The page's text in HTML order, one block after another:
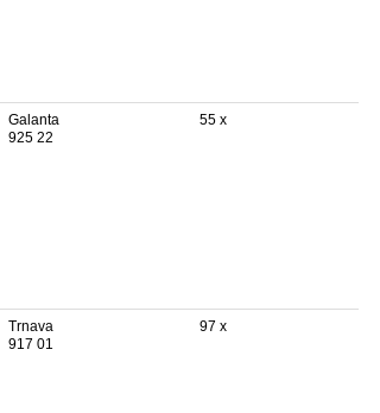
Galanta
925 22
55 x
Trnava
917 01
97 x